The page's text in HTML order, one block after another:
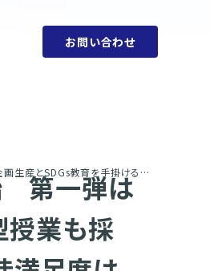
お問い合わせ
を提供開始 第一弾は筑波大学附属坂戸高等学校が「多様性」をテーマに新制服を導入、体験型授業も採用 〜１月30日（月）SDGsボードゲームを使った体験型授業を開催、生徒満足度は97.6％〜
第一弾は
授業も採